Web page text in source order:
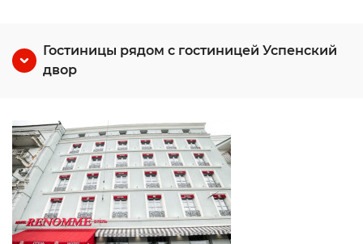
Гостиницы рядом с гостиницей Успенский
двор